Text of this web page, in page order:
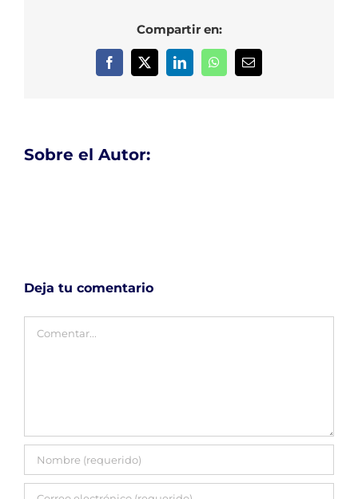
Compartir en:
Facebook
X LinkedInWhatsAppCorreo
Sobre el Autor:
Deja tu comentario
Comentar